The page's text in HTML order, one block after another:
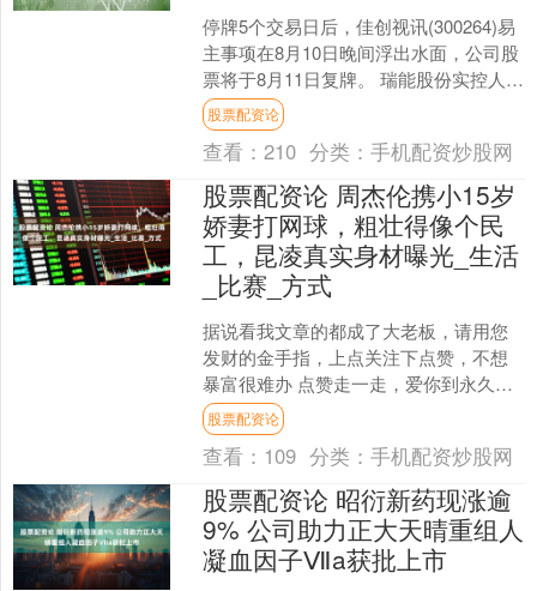
停牌5个交易日后，佳创视讯(300264)易
主事项在8月10日晚间浮出水面，公司股
票将于8月11日复牌。 瑞能股份实控人拟
接盘 根据公告，佳创视讯控股股东、实
控....
股票配资论
查看：210 分类：手机配资炒股网
股票配资论 周杰伦携小15岁
娇妻打网球，粗壮得像个民
工，昆凌真实身材曝光_生活
_比赛_方式
据说看我文章的都成了大老板，请用您
发财的金手指，上点关注下点赞，不想
暴富很难办 点赞走一走，爱你到永久，
关注点一点，暴富到永久，祝您春夏秋
冬行好运，东南西北遇贵....
股票配资论
查看： 109 分类：手机配资炒股网
股票配资论 昭衍新药现涨逾
9% 公司助力正大天晴重组人
凝血因子Ⅶa获批上市